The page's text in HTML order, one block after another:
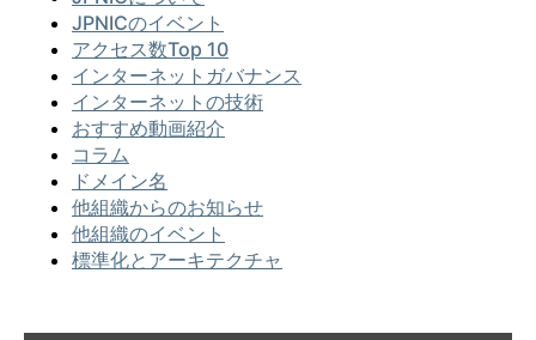
JPNICのイベント
アクセス数Top 10
インターネットガバナンス
インターネットの技術
おすすめ動画紹介
コラム
ドメイン名
他組織からのお知らせ
他組織のイベント
標準化とアーキテクチャ